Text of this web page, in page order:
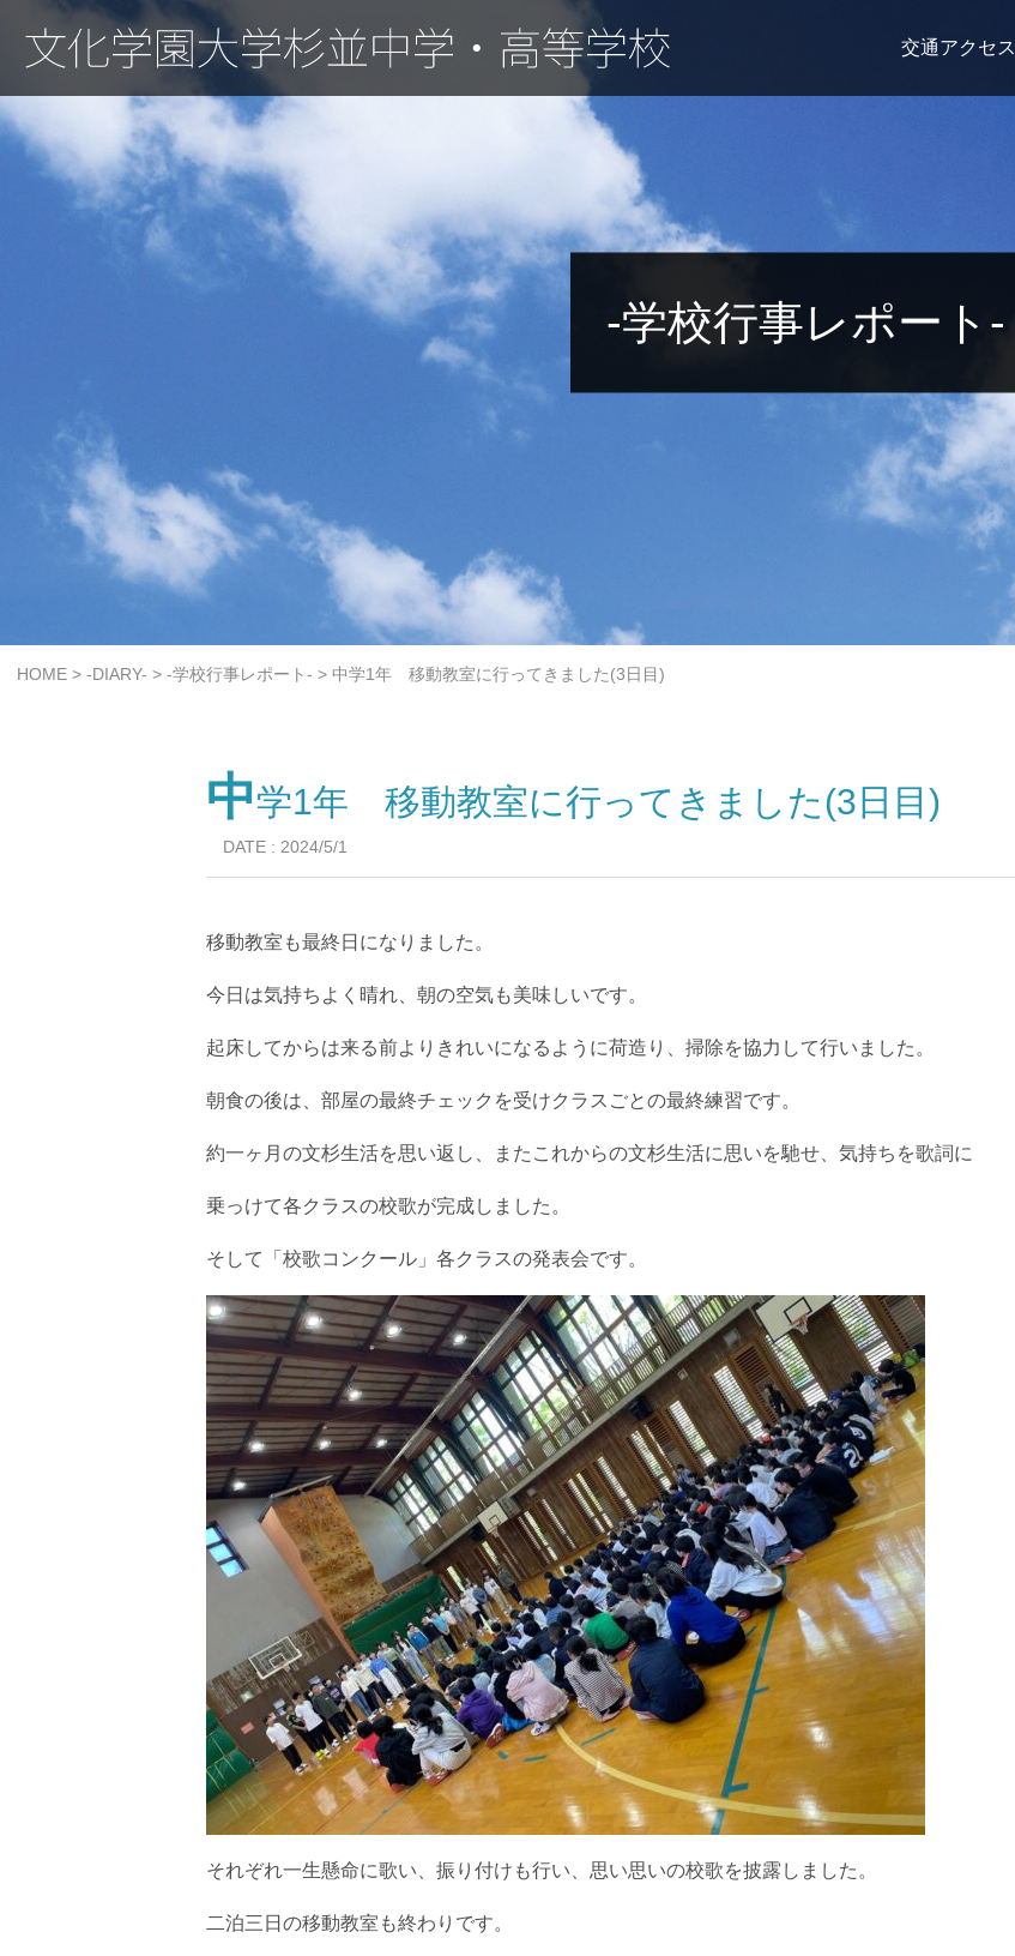
交通アクセス
-学校行事レポート-
HOME > -DIARY- > -学校行事レポート- > 中学1年 移動教室に行ってきました(3日目)
中学1年 移動教室に行ってきました(3日目)
DATE : 2024/5/1
移動教室も最終日になりました。
今日は気持ちよく晴れ、朝の空気も美味しいです。
起床してからは来る前よりきれいになるように荷造り、掃除を協力して行いました。
朝食の後は、部屋の最終チェックを受けクラスごとの最終練習です。
約一ヶ月の文杉生活を思い返し、またこれからの文杉生活に思いを馳せ、気持ちを歌詞に
乗っけて各クラスの校歌が完成しました。
そして「校歌コンクール」各クラスの発表会です。
それぞれ一生懸命に歌い、振り付けも行い、思い思いの校歌を披露しました。
二泊三日の移動教室も終わりです。